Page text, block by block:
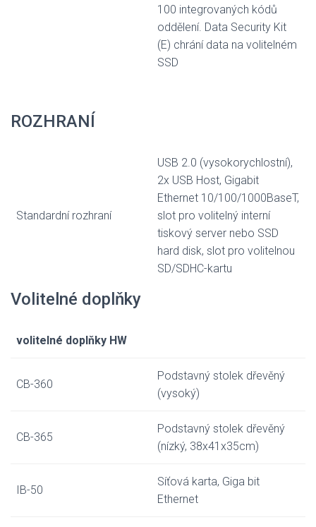
100 integrovaných kódů
oddělení. Data Security Kit
(E) chrání data na volitelném
SSD
ROZHRANÍ
Standardní rozhraní
USB 2.0 (vysokorychlostní),
2x USB Host, Gigabit
Ethernet 10/100/1000BaseT,
slot pro volitelný interní
tiskový server nebo SSD
hard disk, slot pro volitelnou
SD/SDHC-kartu
Volitelné doplňky
volitelné doplňky HW
CB-360
Podstavný stolek dřevěný
(vysoký)
CB-365
Podstavný stolek dřevěný
(nízký, 38x41x35cm)
IB-50
Síťová karta, Giga bit
Ethernet